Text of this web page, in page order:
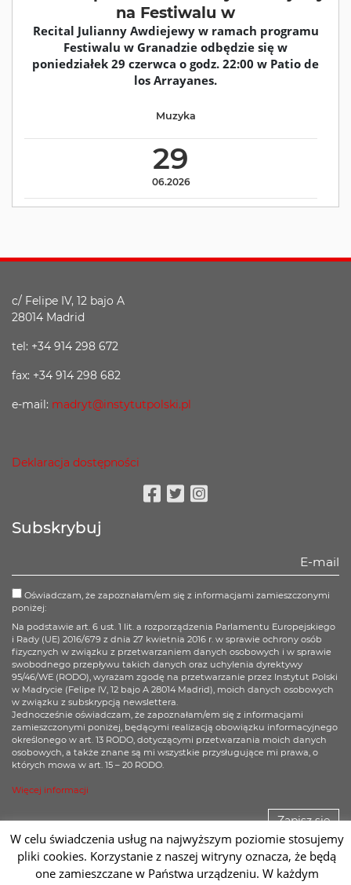
na Festiwalu w
Recital Julianny Awdiejewy w ramach programu
Festiwalu w Granadzie odbędzie się w
poniedziałek 29 czerwca o godz. 22:00 w Patio de
los Arrayanes.
29
06.2026
Muzyka
c/ Felipe IV, 12 bajo A
28014 Madrid
tel: +34 914 298 672
fax: +34 914 298 682
e-mail: madryt@instytutpolski.pl
Deklaracja dostępności
Subskrybuj
Oświadczam, że zapoznałam/em się z informacjami zamieszczonymi
poniżej:
Na podstawie art. 6 ust. 1 lit. a rozporządzenia Parlamentu Europejskiego
i Rady (UE) 2016/679 z dnia 27 kwietnia 2016 r. w sprawie ochrony osób
fizycznych w związku z przetwarzaniem danych osobowych i w sprawie
swobodnego przepływu takich danych oraz uchylenia dyrektywy
95/46/WE (RODO), wyrażam zgodę na przetwarzanie przez Instytut Polski
w Madrycie (Felipe IV, 12 bajo A 28014 Madrid), moich danych osobowych
w związku z subskrypcją newslettera.
Jednocześnie oświadczam, że zapoznałam/em się z informacjami
zamieszczonymi poniżej, będącymi realizacją obowiązku informacyjnego
określonego w art. 13 RODO, dotyczącymi przetwarzania moich danych
osobowych, a także znane są mi wszystkie przysługujące mi prawa, o
których mowa w art. 15 – 20 RODO.
Więcej informacji
Zapisz się
W celu świadczenia usług na najwyższym poziomie stosujemy
pliki cookies. Korzystanie z naszej witryny oznacza, że będą
one zamieszczane w Państwa urządzeniu. W każdym